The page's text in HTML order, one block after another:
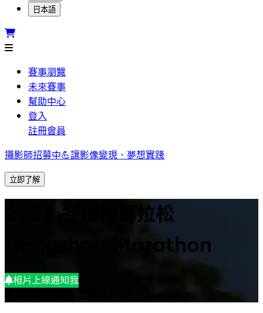
日本語
賽事瀏覽
未來賽事
幫助中心
登入
註冊會員
攝影師招募中💪讓影像變現、夢想實踐
立即了解
2026 冬山河馬拉松
Dongshan Marathon
相片上線通知我